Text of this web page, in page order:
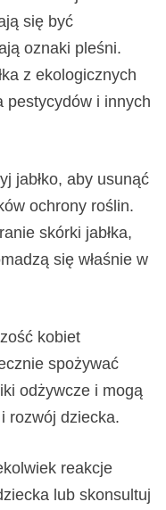
się być
oznaki pleśni.
z ekologicznych
pestycydów i innych
jabłko, aby usunąć
ochrony roślin.
skórki jabłka,
się właśnie w
kobiet
spożywać
odżywcze i mogą
rozwój dziecka.
reakcje
lub skonsultuj